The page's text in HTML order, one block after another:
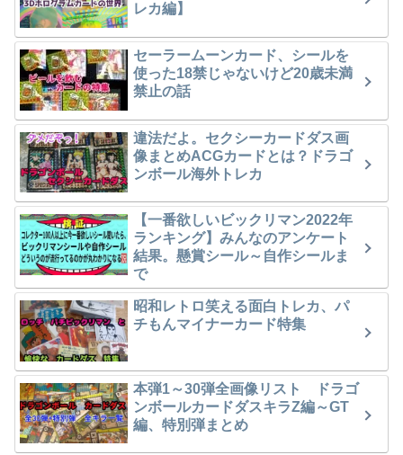
レカ編】
セーラームーンカード、シールを
使った18禁じゃないけど20歳未満
禁止の話
違法だよ。セクシーカードダス画
像まとめACGカードとは？ドラゴ
ンボール海外トレカ
【一番欲しいビックリマン2022年
ランキング】みんなのアンケート
結果。懸賞シール～自作シールま
で
昭和レトロ笑える面白トレカ、パ
チもんマイナーカード特集
本弾1～30弾全画像リスト ドラゴ
ンボールカードダスキラZ編～GT
編、特別弾まとめ